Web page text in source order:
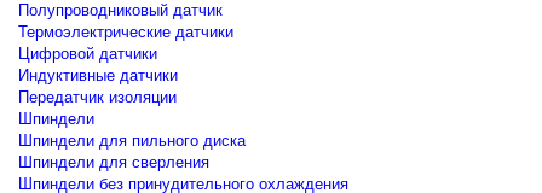
Полупроводниковый датчик
Термоэлектрические датчики
Цифровой датчики
Индуктивные датчики
Передатчик изоляции
Шпиндели
Шпиндели для пильного диска
Шпиндели для сверления
Шпиндели без принудительного охлаждения